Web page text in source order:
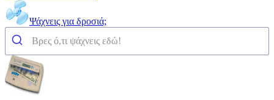
Ψάχνεις για δροσιά;